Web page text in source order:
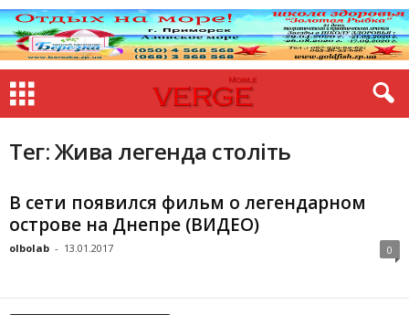
Тег: Жива легенда століть
В сети появился фильм о легендарном
острове на Днепре (ВИДЕО)
olbolab - 13.01.2017 0